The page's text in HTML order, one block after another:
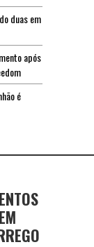
duas em
após
é